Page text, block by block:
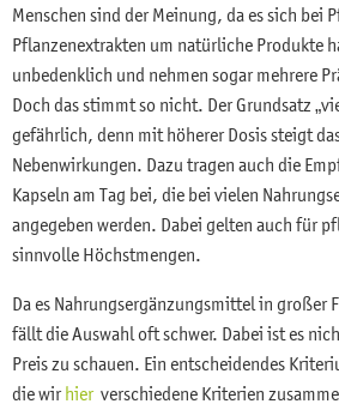
Menschen sind der Meinung, da es sich bei
Pflanzenextrakten um natürliche Produkte
unbedenklich und nehmen sogar mehrere
Doch das stimmt so nicht. Der Grundsatz
gefährlich, denn mit höherer Dosis steigt
Nebenwirkungen. Dazu tragen auch die
Kapseln am Tag bei, die bei vielen
angegeben werden. Dabei gelten auch für
sinnvolle Höchstmengen.
Da es Nahrungsergänzungsmittel in großer
fällt die Auswahl oft schwer. Dabei ist es
Preis zu schauen. Ein entscheidendes
die wirhierverschiedene Kriterien